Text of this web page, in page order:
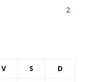
2
V S D